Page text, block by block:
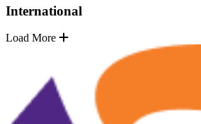
International
Load More